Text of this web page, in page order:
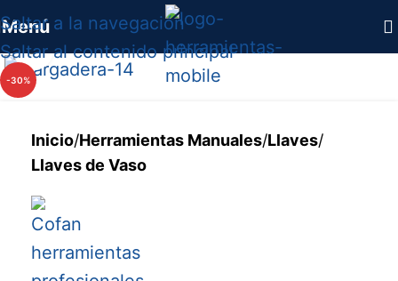
Saltar a la navegación
Saltar al contenido principal
Menú
-30%
Haga clic para ampliar
Inicio/Herramientas Manuales/Llaves/
Llaves de Vaso